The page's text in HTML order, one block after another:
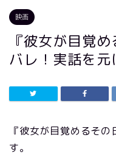
映画
『彼女が目覚
バレ！実話を
『彼女が目覚めるそ
す。